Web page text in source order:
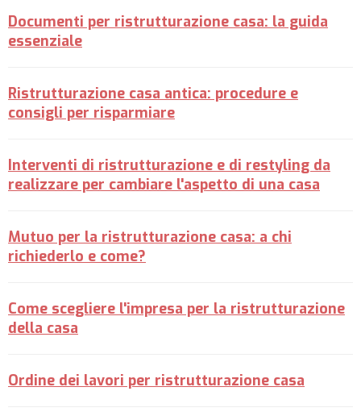
Documenti per ristrutturazione casa: la guida
essenziale
Ristrutturazione casa antica: procedure e
consigli per risparmiare
Interventi di ristrutturazione e di restyling da
realizzare per cambiare l'aspetto di una casa
Mutuo per la ristrutturazione casa: a chi
richiederlo e come?
Come scegliere l'impresa per la ristrutturazione
della casa
Ordine dei lavori per ristrutturazione casa